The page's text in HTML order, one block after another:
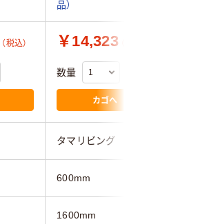
品）
（税込） ￥14,323
数量
カゴへ
タマリビング
600mm
1600mm